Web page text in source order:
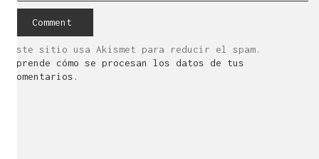
Este sitio usa Akismet para reducir el spam.
Aprende cómo se procesan los datos de tus
comentarios.